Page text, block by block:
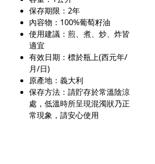
保存期限：2年
內容物：100%葡萄籽油
使用建議：煎、煮、炒、炸皆
適宜
有效日期：標於瓶上(西元年/
月/日)
原產地：義大利
保存方法：請貯存於常溫陰涼
處，低溫時所呈現混濁狀乃正
常現象，請安心使用